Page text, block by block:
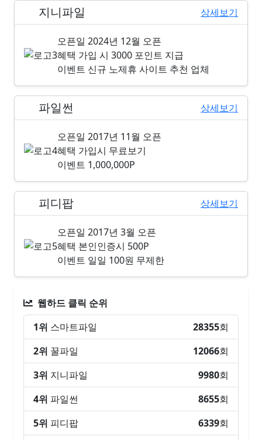
지니파일 상세보기
오픈일 2024년 12월 오픈
혜택 가입 시 3000 포인트 지급
이벤트 신규 노제휴 사이트 추천 업체
파일썬 상세보기
오픈일 2017년 11월 오픈
혜택 가입시 무료보기
이벤트 1,000,000P
피디팝 상세보기
오픈일 2017년 3월 오픈
혜택 본인인증시 500P
이벤트 일일 100원 무제한
웹하드 클릭 순위
1위 스마트파일 28355회
2위 꿀파일 12066회
3위 지니파일 9980회
4위 파일썬 8655회
5위 피디팝 6339회